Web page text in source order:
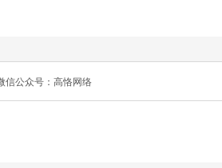
信公众号：高恪网络